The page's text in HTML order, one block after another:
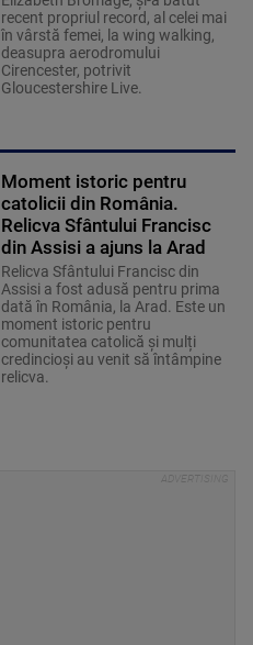
recent propriul record, al celei mai
în vârstă femei, la wing walking,
deasupra aerodromului
Cirencester, potrivit
Gloucestershire Live.
Moment istoric pentru
catolicii din România.
Relicva Sfântului Francisc
din Assisi a ajuns la Arad
Relicva Sfântului Francisc din
Assisi a fost adusă pentru prima
dată în România, la Arad. Este un
moment istoric pentru
comunitatea catolică și mulți
credincioși au venit să întâmpine
relicva.